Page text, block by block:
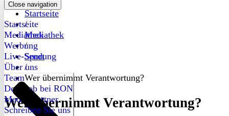
Close navigation
Startseite
Mediathek
Werbung
Live-Sendung
Über uns
Team
Dein Job bei RON
Medienpartner
Schreiben Sie uns
Startseite
/
Mediathek
/
Sport
/
Wer übernimmt Verantwortung?
Wer übernimmt Verantwortung?